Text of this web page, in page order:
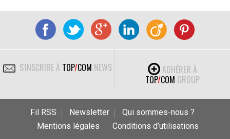
S'INSCRIRE À TOP/COM NEWS
ADHÉRER À
TOP/COM GROUP
Fil RSS Newsletter
Qui sommes-nous ?
Mentions légales
Conditions d’utilisations